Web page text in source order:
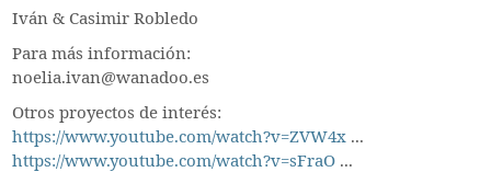
Iván & Casimir Robledo
Para más información:
noelia.ivan@wanadoo.es
Otros proyectos de interés:
https://www.youtube.com/watch?v=ZVW4x ...
https://www.youtube.com/watch?v=sFraO ...